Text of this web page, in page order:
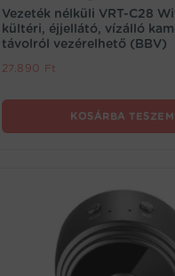
Vezeték nélküli VRT-C28
kültéri, éjjellátó, vízálló
távolról vezérelhető (BBV)
27.890 Ft
KOSÁRBA TESZEM